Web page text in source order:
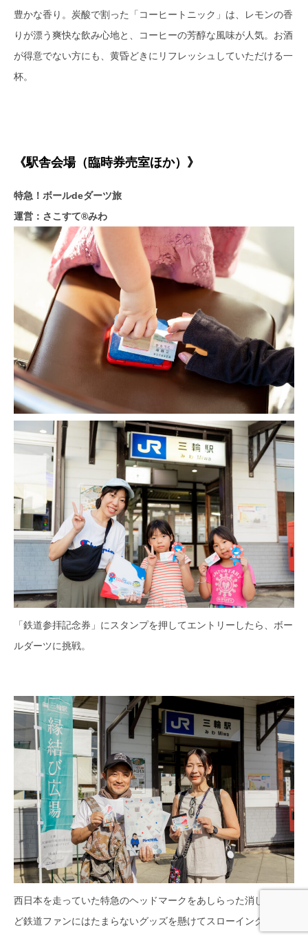
豊かな香り。炭酸で割った「コーヒートニック」は、レモンの香
りが漂う爽快な飲み心地と、コーヒーの芳醇な風味が人気。お酒
が得意でない方にも、黄昏どきにリフレッシュしていただける一
杯。
《駅舎会場（臨時券売室ほか）》
特急！ボールdeダーツ旅
運営：さこすて®みわ
「鉄道参拝記念券」にスタンプを押してエントリーしたら、ボー
ルダーツに挑戦。
西日本を走っていた特急のヘッドマークをあしらった消しゴムな
ど鉄道ファンにはたまらないグッズを懸けてスローイング！！